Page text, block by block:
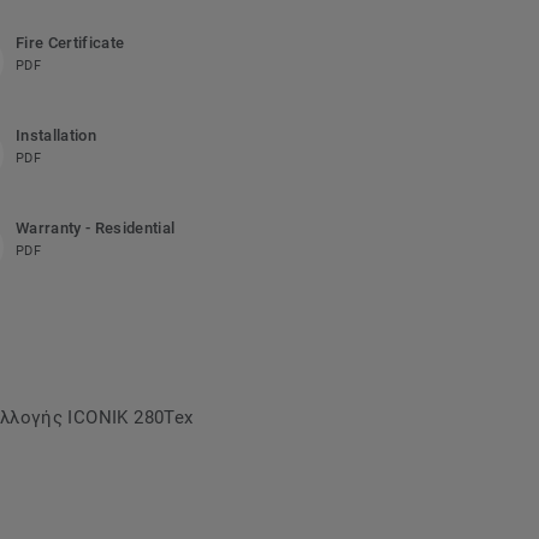
Fire Certificate
PDF
Installation
PDF
Warranty - Residential
PDF
ICONIK 280Tex